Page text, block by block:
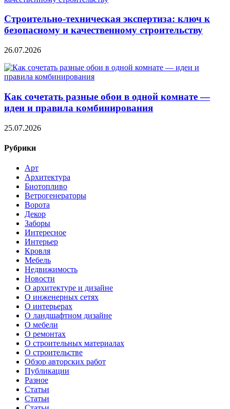
Строительно‑техническая экспертиза: ключ к
безопасному и качественному строительству
26.07.2026
Как сочетать разные обои в одной комнате —
идеи и правила комбинирования
25.07.2026
Рубрики
Арт
Архитектура
Биотопливо
Ветрогенераторы
Ворота
Декор
Заборы
Интересное
Интерьер
Кровля
Мебель
Недвижимость
Новости
О архитектуре и дизайне
О инженерных сетях
О интерьерах
О ландшафтном дизайне
О мебели
О ремонтах
О строительных материалах
О строительстве
Обзор авторских работ
Публикации
Разное
Статьи
Статьи